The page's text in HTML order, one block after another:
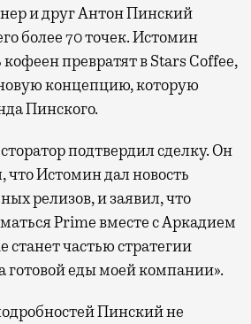
и друг Антон Пинский
более 70 точек. Истомин
кофеен превратят в Stars Coffee,
концепцию, которую
Пинского.
подтвердил сделку. Он
Истомин дал новость
релизов, и заявил, что
Prime вместе с Аркадием
частью стратегии
готовой еды моей компании».
Пинский не